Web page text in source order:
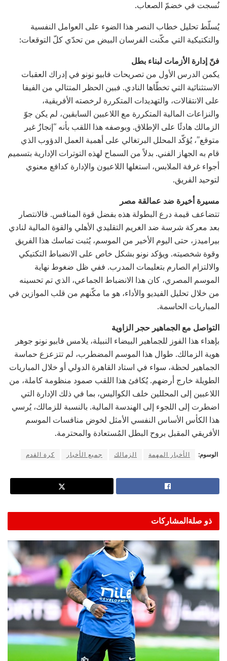
نُسجت في خضمّ الصعاب.
يُسلّط تحليل خطاب النصر هذا الضوء على العوامل النفسية
والتكتيكية التي مكّنت الفرسان البيض من تحدّي كلّ التوقعات:
فنّ إدارة الأزمات لبناء بطل
يكمن الدرس الأول من تصريحات فابيو نونو في إدراك العقبات
الاستثنائية التي تخطّاها النادي. فبين الحظر المتتالي من الفيفا
على الانتقالات، والتهديدات المتكررة لرخصته الأفريقية،
والنزاعات المالية المتكررة مع اللاعبين السابقين، لم يكن جوّ
الزمالك هادئًا على الإطلاق. وبوصفه هذا اللقب بأنه “إنجازٌ غير
متوقع”، يُؤكّد المحلل البرتغالي على أهمية العمل الدؤوب الذي
قام به الجهاز الفني. بدلاً من السماح لهذه التوترات الإدارية بتسميم
أجواء غرفة الملابس، استغلها اللاعبون والإدارة كدافع معنوي
لتوحيد الفريق.
مسيرة أخيرة ضد عمالقة مصر
تتضاعف قيمة درع البطولة هذه بفضل قوة المنافس. فالانتصار
بعد معركة شرسة ضد الغريم التقليدي الأهلي والقوة المالية لنادي
بيراميدز، حتى اليوم الأخير من الموسم، يُثبت تماسك هذا الفريق
وقوة شخصيته. ويؤكد نونو بشكل خاص على الانضباط التكتيكي
والالتزام الصارم بتعليمات المدرب. ففي ظل ضغوط نهاية
الموسم المصري، كان هذا الانضباط الجماعي، الذي تم تحسينه
من خلال تحليل الفيديو والأداء، هو ما مكّنهم من قلب الموازين في
المباريات الحاسمة.
التواصل مع الجماهير حجر الزاوية
بإهداء هذا الفوز للجماهير البيضاء النبيلة، يلامس فابيو نونو جوهر
هوية الزمالك. طوال هذا الموسم المضطرب، لم تتزعزع حماسة
الجماهير لحظة، سواء في استاد القاهرة الدولي أو خلال المباريات
الطويلة خارج أرضهم. يُكافئ هذا اللقب صمود منظومة كاملة، من
اللاعبين إلى المحللين خلف الكواليس، بما في ذلك الإدارة التي
اضطرت إلى اللجوء إلى الهندسة المالية. بالنسبة للزمالك، يُرسي
هذا الكأس الأساس النفسي الأمثل لخوض منافسات الموسم
الأفريقي المقبل بروح البطل المُستعادة والمحترمة.
الوسوم: الأخبار المهمة الزمالك جميع الأخبار كرة القدم
ذو صلةالمشاركات